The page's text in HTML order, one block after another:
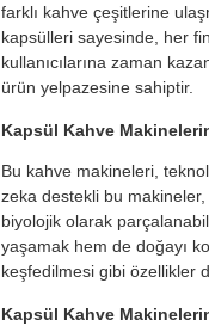
farklı kahve çeşitlerine
kapsülleri sayesinde, her
kullanıcılarına zaman
ürün yelpazesine sahiptir.
Kapsül Kahve
Bu kahve makineleri,
zeka destekli bu makineler,
biyolojik olarak
yaşamak hem de doğayı
keşfedilmesi gibi özellikler
Kapsül Kahve